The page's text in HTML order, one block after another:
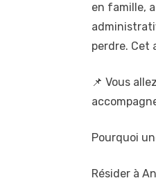
en famille,
perdre. Cet
📌 Vous
Pourquoi
Résider à